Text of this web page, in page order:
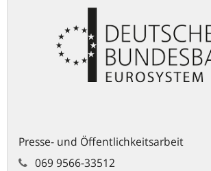
Presse- und Öffentlichkeitsarbeit
069 9566-33512